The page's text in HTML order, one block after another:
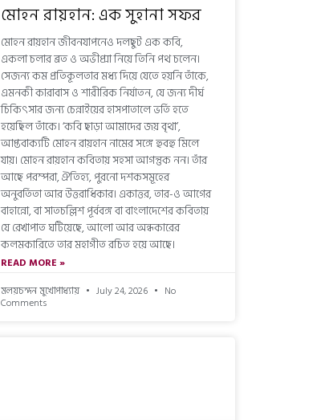
মোহন রায়হান: এক সুহানা সফর
মোহন রায়হান জীবনযাপনেও দলছুট এক কবি,
একলা চলার ব্রত ও অভীপ্সা নিয়ে তিনি পথ চলেন।
সেজন্য কম প্রতিকূলতার মধ্য দিয়ে যেতে হয়নি তাঁকে,
এমনকী কারাবাস ও শারীরিক নির্যাতন, যে জন্য দীর্ঘ
চিকিৎসার জন্য চেন্নাইয়ের হাসপাতালে ভর্তি হতে
হয়েছিল তাঁকে। ‘কবি ছাড়া আমাদের জয় বৃথা’,
আপ্তবাক্যটি মোহন রায়হান নামের সঙ্গে হুবহু মিলে
যায়। মোহন রায়হান কবিতায় সহসা আগন্তুক নন। তাঁর
আছে পরম্পরা, ঐতিহ্য, পুরনো দশকসমূহের
অনুবর্তিতা আর উত্তরাধিকার। একাত্তর, তার-ও আগের
বাহান্নো, বা সাতচল্লিশ পূর্ববঙ্গ বা বাংলাদেশের কবিতায়
যে রেখাপাত ঘটিয়েছে, আলো আর অন্ধকারের
কলমকারিতে তার মহাগীত রচিত হয়ে আছে।
READ MORE »
মলয়চন্দন মুখোপাধ্যায়
July 24, 2026 No
Comments